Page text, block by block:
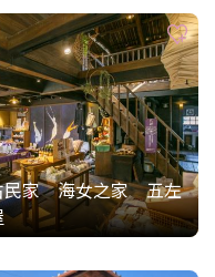
民家 海女之家 五左